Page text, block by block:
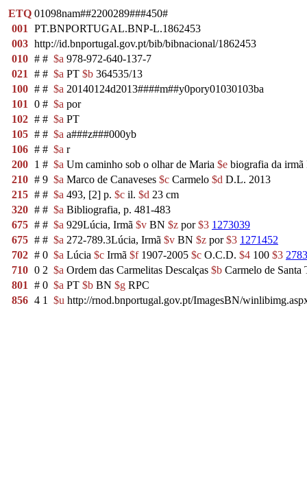
ETQ 01098nam##2200289###450#
001
PT.BNPORTUGAL.BNP-L.1862453
003 http://id.bnportugal.gov.pt/bib/bibnacional/1862453
010 # # $a 978-972-640-137-7
021
# # $a PT $b 364535/13
100 # # $a 20140124d2013####m##y0pory01030103ba
101
0 # $a por
102 # # $a PT
105 # # $a a###z###000yb
106 # # $a r
200
1 # $a Um caminho sob o olhar de Maria $e biografia da
210 # 9 $a Marco de Canaveses $c Carmelo $d D.L. 2013
215 # # $a 493, [2] p. $c il. $d 23 cm
320 # # $a Bibliografia, p. 481-483
675 # # $a 929Lúcia, Irmã $v BN $z por$3 1273039
675 # # $a 272-789.3Lúcia, Irmã $v BN $z por$3 1271452
702 # 0 $a Lúcia $c Irmã $f1907-2005 $c O.C.D. $4 100 $3
710 0 2 $a Ordem das Carmelitas Descalças $b Carmelo de Santa
801
# 0 $a PT $b BN $g RPC
856 4 1 $u http://rnod.bnportugal.gov.pt/ImagesBN/